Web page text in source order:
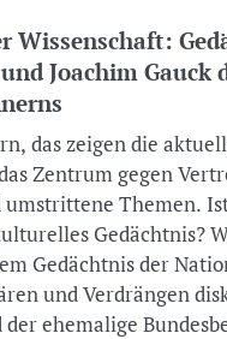
Wissenschaft:
Joachim
das zeigen die
Zentrum gegen
Themen.
Gedächtnis?
Gedächtnis der
und Verdrängen
ehemalige